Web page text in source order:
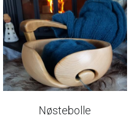
Nøstebolle